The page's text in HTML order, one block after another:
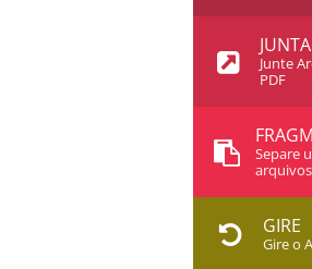
Junte
PDF
Separe
GIRE
Gire o